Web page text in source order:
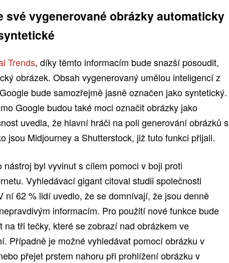
své vygenerované obrázky automaticky
Trends, díky těmto informacím bude snazší posoudit,
obrázek. Obsah vygenerovaný umělou inteligencí z
bude samozřejmě jasně označen jako syntetický.
Google budou také moci označit obrázky jako
uvedla, že hlavní hráči na poli generování obrázků s
jsou Midjourney a Shutterstock, již tuto funkci přijali.
nástroj byl vyvinut s cílem pomoci v boji proti
Vyhledávací gigant citoval studii společnosti
ní 62 % lidí uvedlo, že se domnívají, že jsou denně
informacím. Pro použití nové funkce bude
na tři tečky, které se zobrazí nad obrázkem ve
Případně je možné vyhledávat pomocí obrázku v
přejet prstem nahoru při prohlížení obrázku v